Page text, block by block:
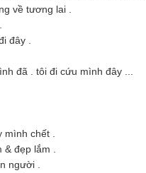
về tương lai .
đây .
đã . tôi đi cứu mình đây ...
chết .
đẹp lắm .
người .